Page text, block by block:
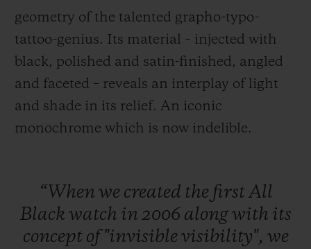
geometry of the talented grapho-typo-
tattoo-genius. Its material – injected with
black, polished and satin-finished, angled
and faceted – reveals an interplay of light
and shade in its relief. An iconic
monochrome which is now indelible.
“When we created the firstAll
Blackwatch in 2006 alongwith its
concept of"invisible visibility", we
ブティック検索